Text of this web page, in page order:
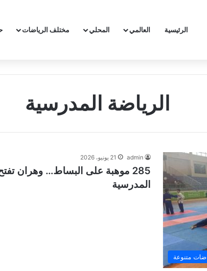
الرئيسية العالمي المحلي مختلف الرياضات
الرياضة المدرسية
متنوعة
admin 21 يونيو، 2026
285 موهبة على البساط… وهران
المدرسية